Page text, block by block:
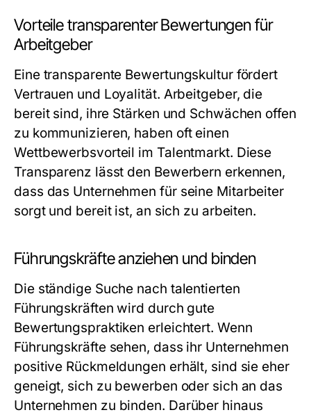
Vorteile transparenter Bewertungen für
Arbeitgeber
Eine transparente Bewertungskultur fördert
Vertrauen und Loyalität. Arbeitgeber, die
bereit sind, ihre Stärken und Schwächen offen
zu kommunizieren, haben oft einen
Wettbewerbsvorteil im Talentmarkt. Diese
Transparenz lässt den Bewerbern erkennen,
dass das Unternehmen für seine Mitarbeiter
sorgt und bereit ist, an sich zu arbeiten.
Führungskräfte anziehen und binden
Die ständige Suche nach talentierten
Führungskräften wird durch gute
Bewertungspraktiken erleichtert. Wenn
Führungskräfte sehen, dass ihr Unternehmen
positive Rückmeldungen erhält, sind sie eher
geneigt, sich zu bewerben oder sich an das
Unternehmen zu binden. Darüber hinaus